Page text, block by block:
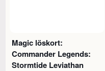
Magic löskort:
Commander Legends:
Stormtide Leviathan